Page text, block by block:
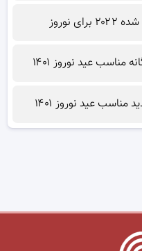
عید نوروز ۱۴۰۱